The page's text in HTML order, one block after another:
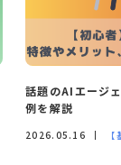
話題のAIエージ
例を解説
2026.05.16